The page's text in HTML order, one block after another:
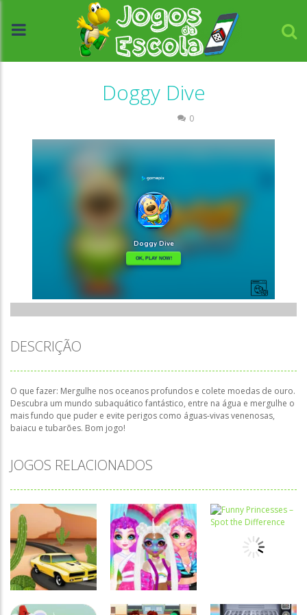
Doggy Dive
0
DESCRIÇÃO
O que fazer: Mergulhe nos oceanos profundos e colete moedas de ouro.
Descubra um mundo subaquático fantástico, entre na água e mergulhe o
mais fundo que puder e evite perigos como águas-vivas venenosas,
baiacu e tubarões. Bom jogo!
JOGOS RELACIONADOS
Passatempo
Relacionar